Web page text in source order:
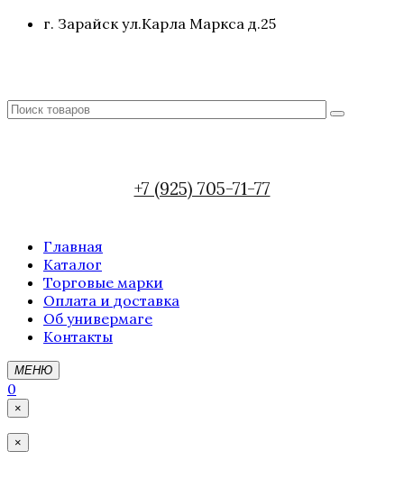
г. Зарайск ул.Карла Маркса д.25
+7 (925) 705-71-77
Главная
Каталог
Торговые марки
Оплата и доставка
Об универмаге
Контакты
МЕНЮ
0
×
×